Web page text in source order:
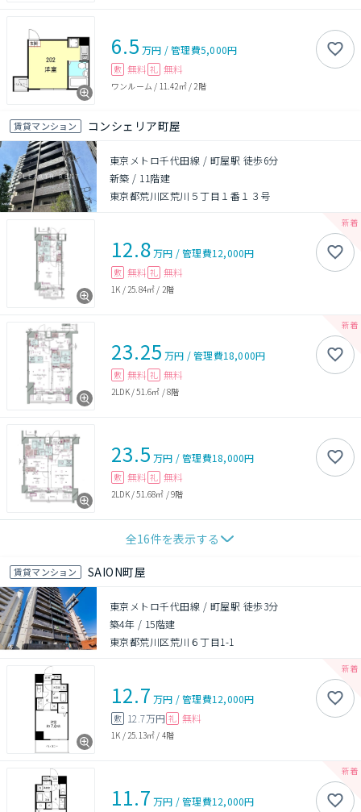
6.5 万円 /管理費5,000円
敷 無料 礼 無料
ワンルーム / 11.42㎡/ 2階
賃貸マンション コンシェリア町屋
東京メトロ千代田線 / 町屋駅 徒歩6分
新築 / 11階建
東京都荒川区荒川５丁目１番１３号
12.8万円 /管理費12,000円
敷 無料 礼 無料
1K / 25.84㎡ / 2階
23.25 万円 /管理費18,000円
敷 無料 礼 無料
2LDK/51.6㎡ /8階
23.5 万円 /管理費18,000円
敷 無料 礼 無料
2LDK/51.68㎡ /9階
全16件を表示する
賃貸マンション SAION町屋
東京メトロ千代田線 / 町屋駅 徒歩3分
築4年 / 15階建
東京都荒川区荒川６丁目1-1
12.7 万円 /管理費12,000円
敷 12.7万円 礼 無料
1K / 25.13㎡ / 4階
11.7 万円 /管理費12,000円